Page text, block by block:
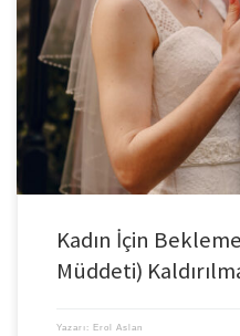
Kadın İçin
Müddeti)
Yazarı: Erol Aslan